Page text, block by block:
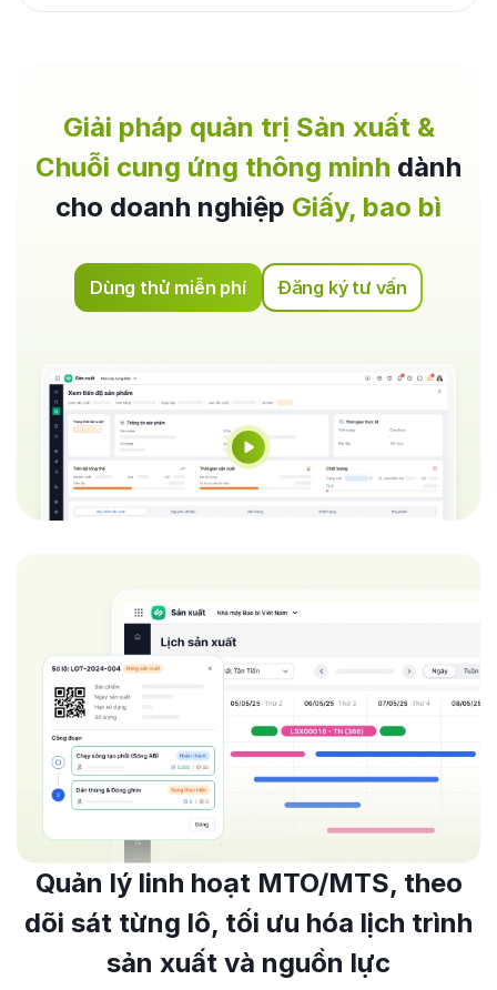
Giải pháp quản trị Sản xuất &
Chuỗi cung ứng thông minh dành
cho doanh nghiệp Giấy, bao bì
Dùng thử miễn phí Đăng ký tư vấn
Quản lý linh hoạt MTO/MTS, theo
dõi sát từng lô, tối ưu hóa lịch trình
sản xuất và nguồn lực